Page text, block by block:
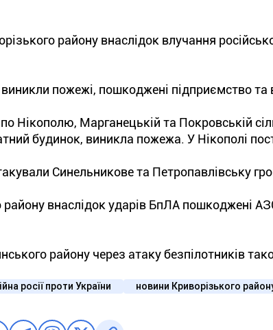
району внаслідок влучання
пожежі, пошкоджені підприємство та
Нікополю, Марганецькій та Покровській
будинок, виникла пожежа. У Нікополі
Синельникове та Петропавлівську
внаслідок ударів БпЛА пошкоджені
району через атаку безпілотників
росії проти України новини Криворізького